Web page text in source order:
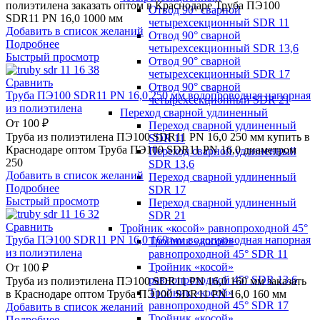
Отвод 90° сварной
четырехсекционный SDR 11
Отвод 90° сварной
четырехсекционный SDR 13,6
Отвод 90° сварной
четырехсекционный SDR 17
Отвод 90° сварной
четырехсекционный SDR 21
Переход сварной удлиненный
Переход сварной удлиненный
SDR 11
Переход сварной удлиненный
SDR 13,6
Переход сварной удлиненный
SDR 17
Переход сварной удлиненный
SDR 21
Тройник «косой» равнопроходной 45°
Тройник «косой»
равнопроходной 45° SDR 11
Тройник «косой»
равнопроходной 45° SDR 13,6
Тройник «косой»
равнопроходной 45° SDR 17
полиэтилена заказать оптом в Краснодаре Труба ПЭ100
SDR11 PN 16,0 1000 мм
Добавить в список желаний
Подробнее
Быстрый просмотр
Сравнить
Труба ПЭ100 SDR11 PN 16,0 250 мм водопроводная напорная
из полиэтилена
От 100 ₽
Труба из полиэтилена ПЭ100 SDR11 PN 16,0 250 мм купить в
Краснодаре оптом Труба ПЭ100 SDR11 PN 16,0 диаметром
250
Добавить в список желаний
Подробнее
Быстрый просмотр
Сравнить
Труба ПЭ100 SDR11 PN 16,0 160 мм водопроводная напорная
из полиэтилена
От 100 ₽
Труба из полиэтилена ПЭ100 SDR11 PN 16,0 160 мм заказать
в Краснодаре оптом Труба ПЭ100 SDR11 PN 16,0 160 мм
Добавить в список желаний